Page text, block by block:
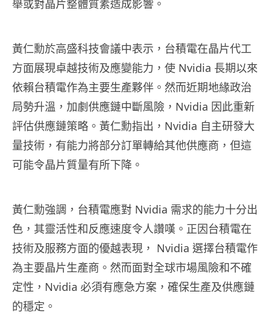
舉或對晶片整體質素造成影響。
黃仁勳於高盛科技會議中表示，台積電在晶片代工
方面展現卓越技術及應變能力，使 Nvidia 長期以來
依賴台積電作為主要生產夥伴。然而近期地緣政治
局勢升溫，加劇供應鏈中斷風險，Nvidia 因此重新
評估供應鏈策略。黃仁勳指出，Nvidia 自主研發大
量技術，有能力將部分訂單轉給其他供應商，但這
可能令晶片質量有所下降。
黃仁勳強調，台積電應對 Nvidia 需求的能力十分出
色，其靈活性和反應速度令人讚嘆。正因台積電在
技術及服務方面的優越表現， Nvidia 選擇台積電作
為主要晶片生產商。然而面對全球市場風險和不確
定性，Nvidia 必須有應急方案，確保生產及供應鏈
的穩定。